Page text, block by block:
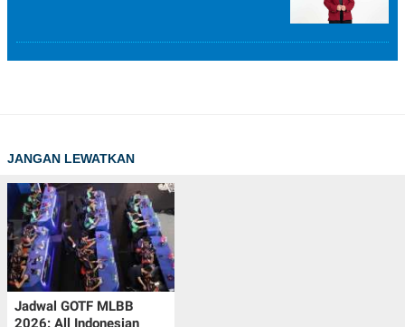
JANGAN LEWATKAN
Jadwal GOTF MLBB
2026: All Indonesian